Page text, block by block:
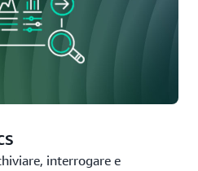
interrogare e